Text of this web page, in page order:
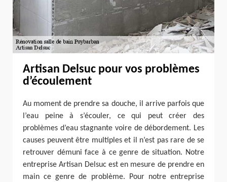
Artisan Delsuc pour vos problèmes
d’écoulement
Au moment de prendre sa douche, il arrive parfois que
l’eau peine à s’écouler, ce qui peut créer des
problèmes d’eau stagnante voire de débordement. Les
causes peuvent être multiples et il n’est pas rare de se
retrouver démuni face à ce genre de situation. Notre
entreprise Artisan Delsuc est en mesure de prendre en
main ce genre de problème. Pour notre entreprise